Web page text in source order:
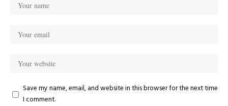
Save my name, email, and website in this browser for the next time
I comment.